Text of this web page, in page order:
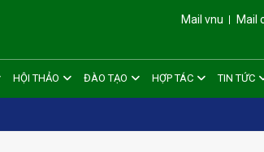
Mail vnu Mail
HỘI THẢO ĐÀO TẠO HỢP TÁC TIN TỨC